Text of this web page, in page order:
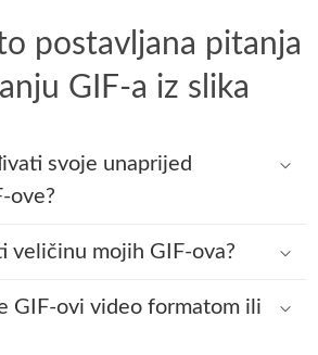
postavljana pitanja
GIF-a iz slika
svoje unaprijed
ove?
veličinu mojih GIF-ova?
GIF-ovi video formatom ili